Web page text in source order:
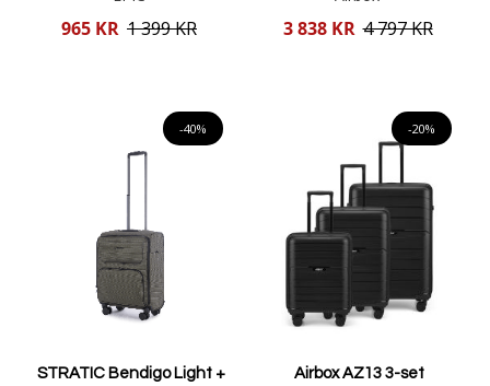
Reducerat
965 KR 1 399 KR
Reducerat
3 838 KR 4 797 KR
-40%
STRATIC Bendigo Light +
-20%
Airbox AZ13 3-set